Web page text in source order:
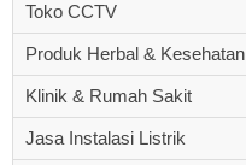
Toko CCTV
Produk Herbal & Kesehatan
Klinik & Rumah Sakit
Jasa Instalasi Listrik